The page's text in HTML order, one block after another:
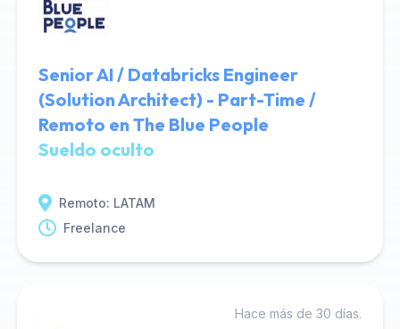
Senior AI / Databricks Engineer
(Solution Architect) - Part-Time /
Remoto en The Blue People
Sueldo oculto
Remoto: LATAM
Freelance
Hace más de 30 días.